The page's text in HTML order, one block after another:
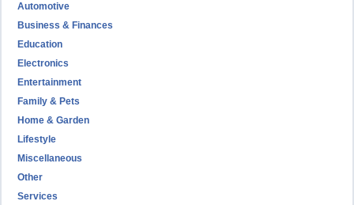
Automotive
Business & Finances
Education
Electronics
Entertainment
Family & Pets
Home & Garden
Lifestyle
Miscellaneous
Other
Services